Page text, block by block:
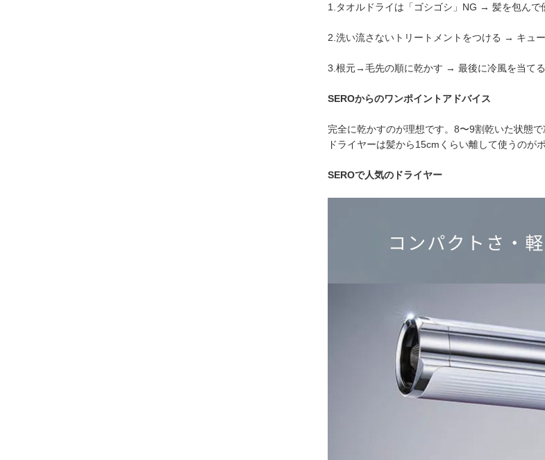
1.タオルドライは「ゴシゴシ」NG → 髪を包んで
2. 洗い流さないトリートメントをつける → キュ
3.根元→毛先の順に乾かす → 最後に冷風を当て
SEROからのワンポイントアドバイス
完全に乾かすのが理想です。8〜9割乾いた状態
ドライヤーは髪から15cmくらい離して使うのが
SEROで人気のドライヤー